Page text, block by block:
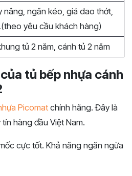
nâng, ngăn kéo, giá dao thớt,
yêu cầu khách hàng)
tủ 2 năm, cánh tủ 2 năm
tủ bếp nhựa cánh
Picomat chính hãng. Đây là
hàng đầu Việt Nam.
cực tốt. Khả năng ngăn ngừa